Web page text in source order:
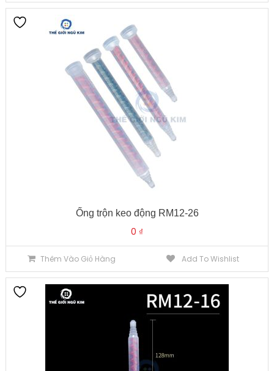
Ống trộn keo động RM12-26
0 ₫
Thêm Vào Giỏ Hàng Add To Wishlist